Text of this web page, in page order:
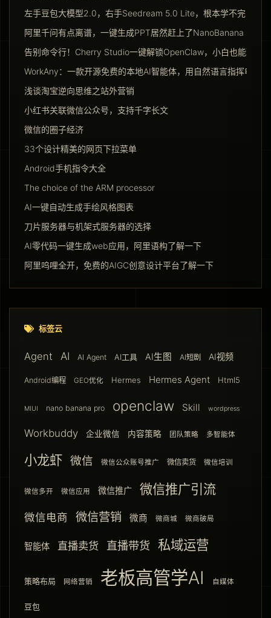
左手豆包大模型2.0，右手Seedream 5.0 Lite，根本学不完
阿里千问有点离谱，一键生成PPT居然赶上了NanoBanana Pro
告别命令行！Cherry Studio一键解锁OpenClaw，小白也能玩转
WorkAny：一款开源免费的本地AI智能体，用自然语言指挥电脑
浅谈淘宝逆向思维之站外营销
小红书关联微信公众号，支持千字长文
微信的圈子经济
33个设计精美的网页下拉菜单
Android手机指令大全
The choice of the ARM processor
AI一键自动生成手绘风格图表
刀片服务器与机架式服务器的选择
AI零代码一键生成web应用，阿里语构了解一下
阿里呜哩全开，免费的AIGC创意设计平台了解一下
标签云
Agent AI AI Agent AI工具 AI生图 AI短剧 AI视频
Android编程 GEO优化 Hermes Hermes Agent Html5
MIUI nano banana pro openclaw Skill wordpress
Workbuddy 企业微信 内容策略 团队策略 多智能体
小龙虾 微信 微信公众账号推广 微信卖货 微信培训
微信多开 微信应用 微信推广 微信推广引流
微信电商 微信营销 微商 微商城 微商破局
智能体 直播卖货 直播带货 私域运营
策略布局 网络营销 老板高管学AI 自媒体
豆包